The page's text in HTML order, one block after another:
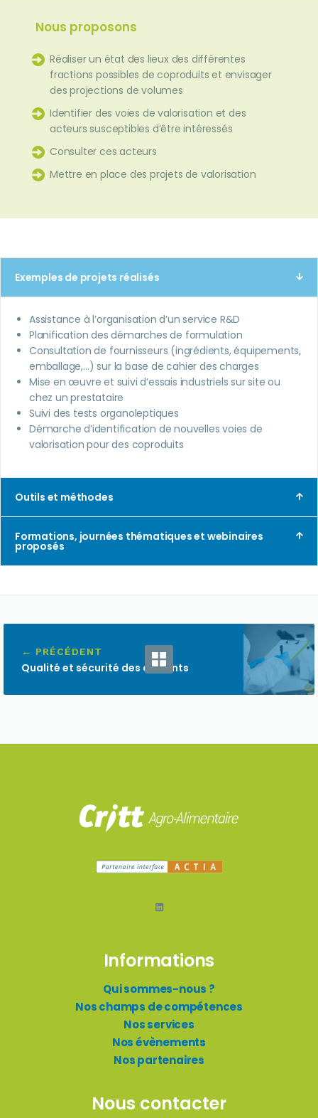
Nous proposons
Réaliser un état des lieux des différentes
fractions possibles de coproduits et envisager
des projections de volumes
Identifier des voies de valorisation et des
acteurs susceptibles d’être intéressés
Consulter ces acteurs
Mettre en place des projets de valorisation
Exemples de projets réalisés
Assistance à l’organisation d’un service R&D
Planification des démarches de formulation
Consultation de fournisseurs (ingrédients, équipements,
emballage,…) sur la base de cahier des charges
Mise en œuvre et suivi d’essais industriels sur site ou
chez un prestataire
Suivi des tests organoleptiques
Démarche d’identification de nouvelles voies de
valorisation pour des coproduits
Outils et méthodes
Formations, journées thématiques et webinaires
proposés
← PRÉCÉDENT
Qualité et sécurité des aliments
Informations
Qui sommes-nous ?
Nos champs de compétences
Nos services
Nos évènements
Nos partenaires
Nous contacter